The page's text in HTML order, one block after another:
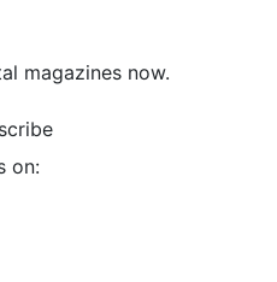
magazines now.
on: